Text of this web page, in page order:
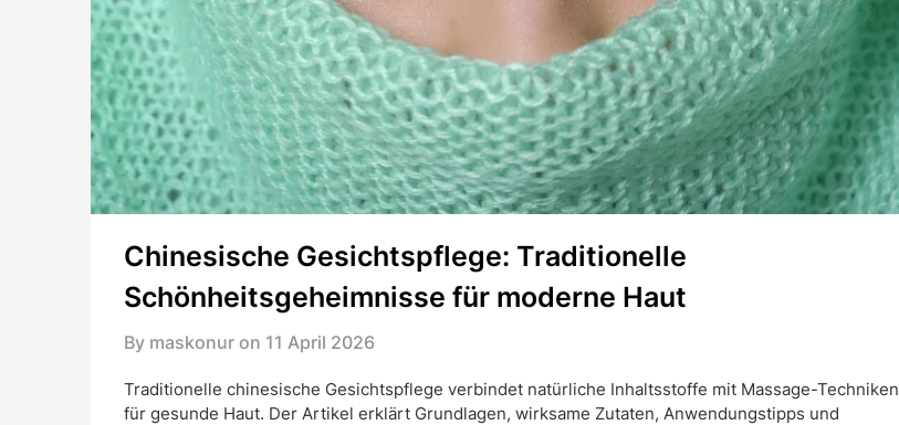
Chinesische Gesichtspflege: Traditionelle
Schönheitsgeheimnisse für moderne Haut
By maskonur on 11 April 2026
Traditionelle chinesische Gesichtspflege verbindet natürliche Inhaltsstoffe mit Massage-Techniken
für gesunde Haut. Der Artikel erklärt Grundlagen, wirksame Zutaten, Anwendungstipps und